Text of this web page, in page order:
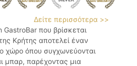
Δείτε περισσότερα >>
GastroBar που βρίσκεται
Κρήτης αποτελεί έναν
χώρο όπου συγχωνεύονται
μπαρ, παρέχοντας μια